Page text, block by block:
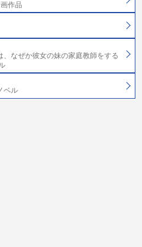
作品
なぜか彼女の妹の家庭教師をする
ベル